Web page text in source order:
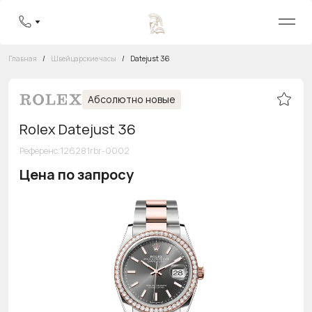
Бесплатная горячая линия8 800 555-95-99
Главная / Швейцарские часы / Datejust 36
Абсолютно новые
Rolex Datejust 36
Референс:126281rbr-0002
Цена по запросу